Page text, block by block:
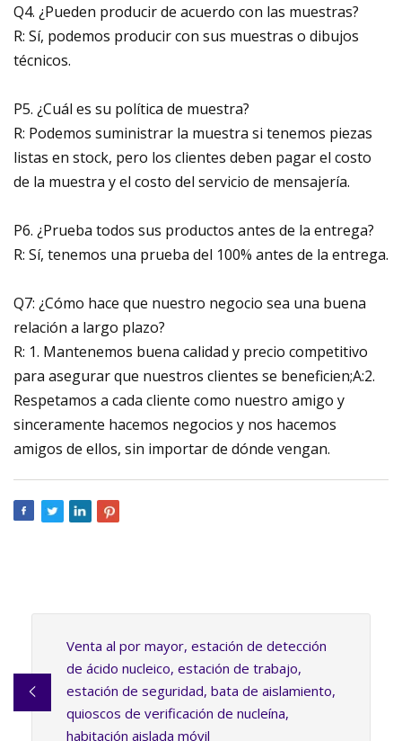
Q4. ¿Pueden producir de acuerdo con las muestras?
R: Sí, podemos producir con sus muestras o dibujos
técnicos.
P5. ¿Cuál es su política de muestra?
R: Podemos suministrar la muestra si tenemos piezas
listas en stock, pero los clientes deben pagar el costo
de la muestra y el costo del servicio de mensajería.
P6. ¿Prueba todos sus productos antes de la entrega?
R: Sí, tenemos una prueba del 100% antes de la entrega.
Q7: ¿Cómo hace que nuestro negocio sea una buena
relación a largo plazo?
R: 1. Mantenemos buena calidad y precio competitivo
para asegurar que nuestros clientes se beneficien;A:2.
Respetamos a cada cliente como nuestro amigo y
sinceramente hacemos negocios y nos hacemos
amigos de ellos, sin importar de dónde vengan.
Venta al por mayor, estación de detección
de ácido nucleico, estación de trabajo,
estación de seguridad, bata de aislamiento,
quioscos de verificación de nucleína,
habitación aislada móvil